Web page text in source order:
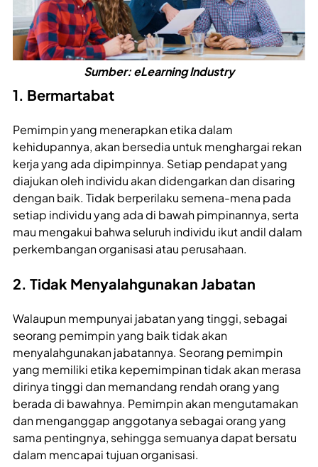
Sumber: eLearning Industry
1. Bermartabat
Pemimpin yang menerapkan etika dalam
kehidupannya, akan bersedia untuk menghargai rekan
kerja yang ada dipimpinnya. Setiap pendapat yang
diajukan oleh individu akan didengarkan dan disaring
dengan baik. Tidak berperilaku semena-mena pada
setiap individu yang ada di bawah pimpinannya, serta
mau mengakui bahwa seluruh individu ikut andil dalam
perkembangan organisasi atau perusahaan.
2. Tidak Menyalahgunakan Jabatan
Walaupun mempunyai jabatan yang tinggi, sebagai
seorang pemimpin yang baik tidak akan
menyalahgunakan jabatannya. Seorang pemimpin
yang memiliki etika kepemimpinan tidak akan merasa
dirinya tinggi dan memandang rendah orang yang
berada di bawahnya. Pemimpin akan mengutamakan
dan menganggap anggotanya sebagai orang yang
sama pentingnya, sehingga semuanya dapat bersatu
dalam mencapai tujuan organisasi.